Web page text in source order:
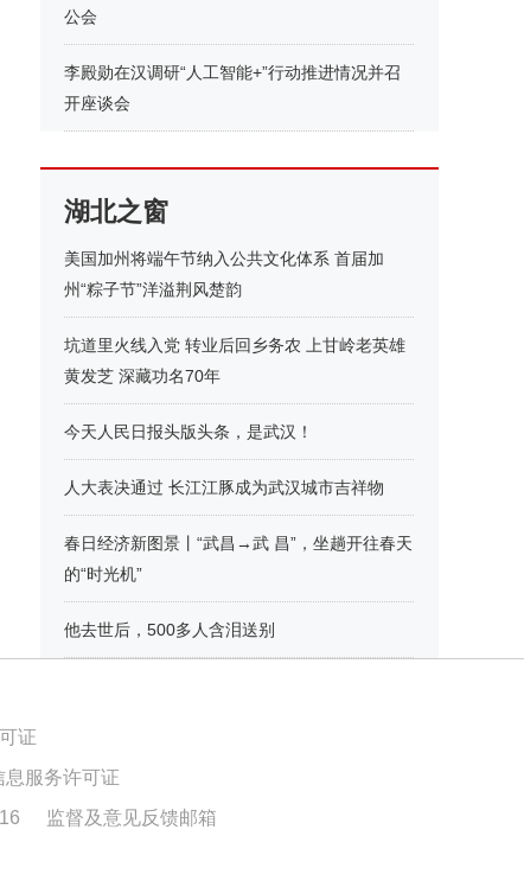
公会
李殿勋在汉调研“人工智能+”行动推进情况并召
开座谈会
湖北之窗
美国加州将端午节纳入公共文化体系 首届加
州“粽子节”洋溢荆风楚韵
坑道里火线入党 转业后回乡务农 上甘岭老英雄
黄发芝 深藏功名70年
今天人民日报头版头条，是武汉！
人大表决通过 长江江豚成为武汉城市吉祥物
春日经济新图景丨“武昌→武 昌”，坐趟开往春天
的“时光机”
他去世后，500多人含泪送别
证
服务许可证
监督及意见反馈邮箱